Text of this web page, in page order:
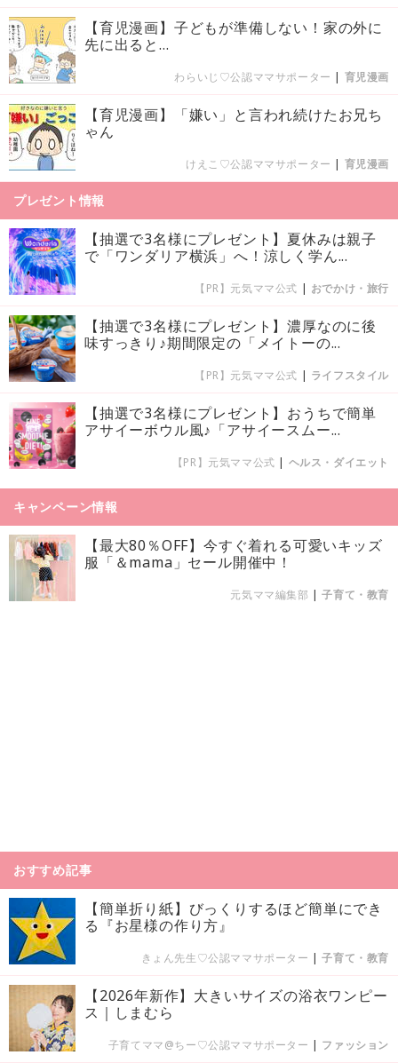
【育児漫画】子どもが準備しない！家の外に
先に出ると…
わらいじ♡公認ママサポーター | 育児漫画
【育児漫画】「嫌い」と言われ続けたお兄ち
ゃん
けえこ♡公認ママサポーター | 育児漫画
プレゼント情報
【抽選で3名様にプレゼント】夏休みは親子
で「ワンダリア横浜」へ！涼しく学ん...
【PR】元気ママ公式 | おでかけ・旅行
【抽選で3名様にプレゼント】濃厚なのに後
味すっきり♪期間限定の「メイトーの...
【PR】元気ママ公式 | ライフスタイル
【抽選で3名様にプレゼント】おうちで簡単
アサイーボウル風♪「アサイースムー...
【PR】元気ママ公式 | ヘルス・ダイエット
キャンペーン情報
【最大80％OFF】今すぐ着れる可愛いキッズ
服「＆mama」セール開催中！
元気ママ編集部 |子育て・教育
おすすめ記事
【簡単折り紙】びっくりするほど簡単にでき
る『お星様の作り方』
きょん先生♡公認ママサポーター |子育て・教育
【2026年新作】大きいサイズの浴衣ワンピー
ス｜しまむら
子育てママ@ちー♡公認ママサポーター | ファッション